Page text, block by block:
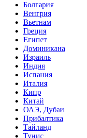
Болгария
Венгрия
Вьетнам
Греция
Египет
Доминикана
Израиль
Индия
Испания
Италия
Кипр
Китай
ОАЭ, Дубаи
Прибалтика
Тайланд
Тунис